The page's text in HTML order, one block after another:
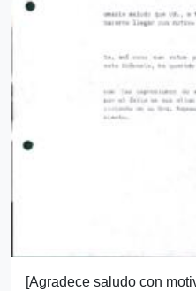
[Agradece saludo con